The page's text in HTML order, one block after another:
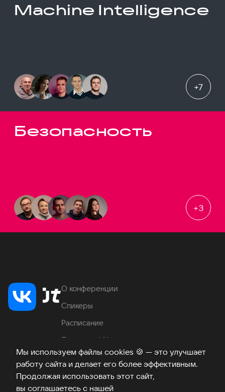
Мы используем файлы cookies 🍪 — это улучшает
работу сайта и делает его более эффективным.
Продолжая использовать этот сайт,
вы соглашаетесь с нашей
Machine Intelligence
+7
Безопасность
+3
О конференции
Спикеры
Расписание
Продукты VK
Место проведения
Часто задаваемые вопросы